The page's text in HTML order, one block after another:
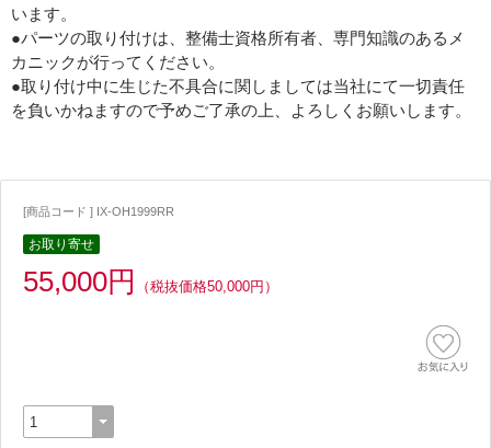
います。
●パーツの取り付けは、整備士資格所有者、専門知識のあるメ
カニックが行ってください。
●取り付け中に生じた不具合に関しましては当社にて一切責任
を負いかねますので予めご了承の上、よろしくお願いします。
[商品コード ] IX-OH1999RR
お取り寄せ
55,000円 （税抜価格50,000円）